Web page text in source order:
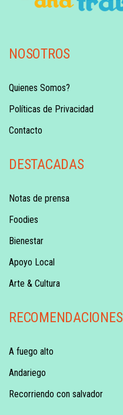
NOSOTROS
Quienes Somos?
Políticas de Privacidad
Contacto
DESTACADAS
Notas de prensa
Foodies
Bienestar
Apoyo Local
Arte & Cultura
RECOMENDACIONES
A fuego alto
Andariego
Recorriendo con salvador